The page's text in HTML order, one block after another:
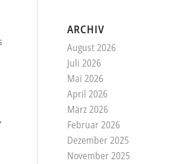
ARCHIV
August 2026
Juli 2026
Mai 2026
April 2026
März 2026
Februar 2026
Dezember 2025
November 2025